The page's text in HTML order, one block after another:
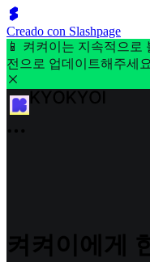
Creado con Slashpage
📱 켜켜이는 지속적으로
전으로 업데이트해주세
켜켜이에게